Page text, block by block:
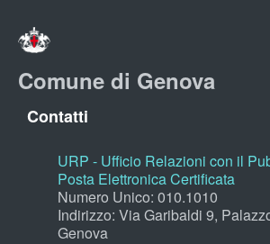
Comune di Genova
Contatti
URP - Ufficio Relazioni con il
Posta Elettronica Certificata
Numero Unico: 010.1010
Indirizzo: Via Garibaldi 9,
Genova